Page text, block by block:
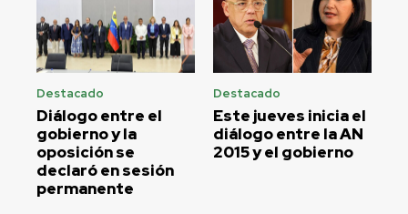
Destacado
Diálogo entre el
gobierno y la
oposición se
declaró en sesión
permanente
Destacado
Este jueves inicia el
diálogo entre la AN
2015 y el gobierno